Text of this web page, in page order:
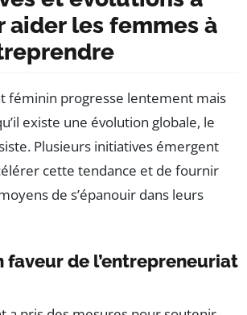
aider les femmes à
féminin progresse lentement mais
existe une évolution globale, le
Plusieurs initiatives émergent
cette tendance et de fournir
de s’épanouir dans leurs
faveur de l’entrepreneuriat